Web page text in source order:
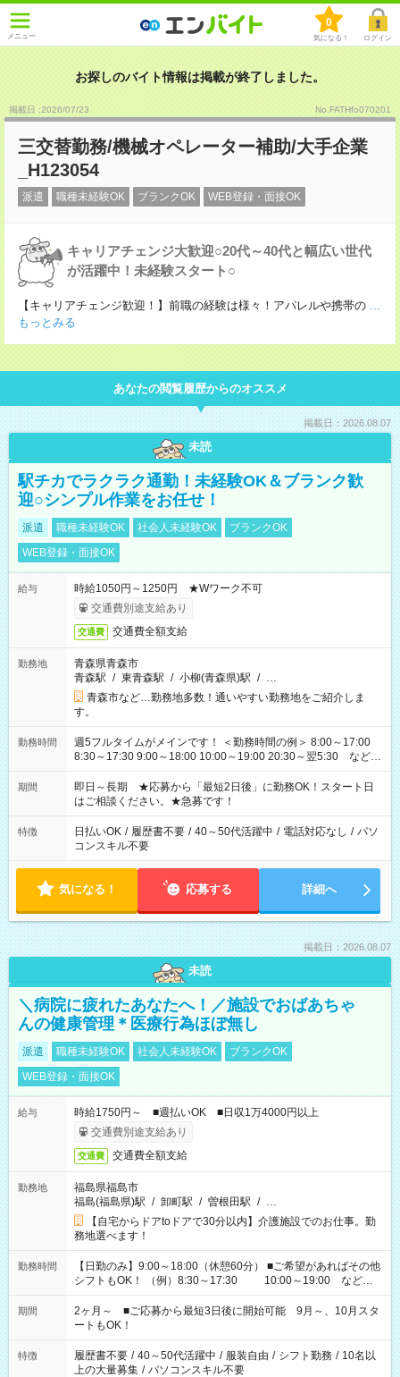
メニュー
0
気になる！ ログイン
お探しのバイト情報は掲載が終了しました。
掲載日 :2026/07/23 No.FATHfo070201
三交替勤務/機械オペレーター補助/大手企業
_H123054
派遣 職種未経験OK ブランクOK WEB登録・面接OK
キャリアチェンジ大歓迎○20代～40代と幅広い世代
が活躍中！未経験スタート○
【キャリアチェンジ歓迎！】前職の経験は様々！アパレルや携帯の ...
もっとみる
あなたの閲覧履歴からのオススメ
掲載日：2026.08.07
未読
駅チカでラクラク通勤！未経験OK＆ブランク歓
迎○シンプル作業をお任せ！
派遣 職種未経験OK 社会人未経験OK
ブランクOK
WEB登録・面接OK
給与
時給1050円～1250円 ★Wワーク不可
交通費別途支給あり
交通費 交通費全額支給
勤務地
青森県青森市
青森駅 / 東青森駅 / 小柳(青森県)駅 / …
青森市など…勤務地多数！通いやすい勤務地をご紹介しま
す。
勤務時間
週5フルタイムがメインです！ ＜勤務時間の例＞ 8:00～17:00
8:30～17:30 9:00～18:00 10:00～19:00 20:30～翌5:30 など ★
その他にも勤務時間多数！ 日勤のみ、残業なし、交替制など
ご希望を教えてください！
期間
即日～長期 ★応募から「最短2日後」に勤務OK！スタート日
はご相談ください。★急募です！
特徴 日払いOK / 履歴書不要 / 40～50代活躍中 / 電話対応なし / パソ
コンスキル不要
気になる！ 応募する 詳細へ
掲載日：2026.08.07
未読
＼病院に疲れたあなたへ！／施設でおばあちゃ
んの健康管理＊医療行為ほぼ無し
派遣 職種未経験OK 社会人未経験OK
ブランクOK
WEB登録・面接OK
給与
時給1750円～ ■週払いOK ■日収1万4000円以上
交通費別途支給あり
交通費 交通費全額支給
勤務地
福島県福島市
福島(福島県)駅 / 卸町駅 / 曽根田駅 / …
【自宅からドアtoドアで30分以内】介護施設でのお仕事。勤
務地選べます！
勤務時間
【日勤のみ】9:00～18:00（休憩60分） ■ご希望があればその他
シフトもOK！ （例）8:30～17:30 10:00～19:00 など
「家族とお休みを合わせたい」 「できれば残業はしたくない」
など、あなたのご希望に沿ったお仕事をご紹介します！ ※Wワ
ーク希望の方へ 今ご覧のお仕事で希望する勤務時間と、もう1つ
のお仕事の勤務時間。 合計で週40時間を超える場合は応募でき
ません
期間
2ヶ月～ ■ご応募から最短3日後に開始可能 9月～、10月スタ
ートもOK！
特徴 履歴書不要 / 40～50代活躍中 / 服装自由 / シフト勤務 / 10名以
上の大量募集 / パソコンスキル不要